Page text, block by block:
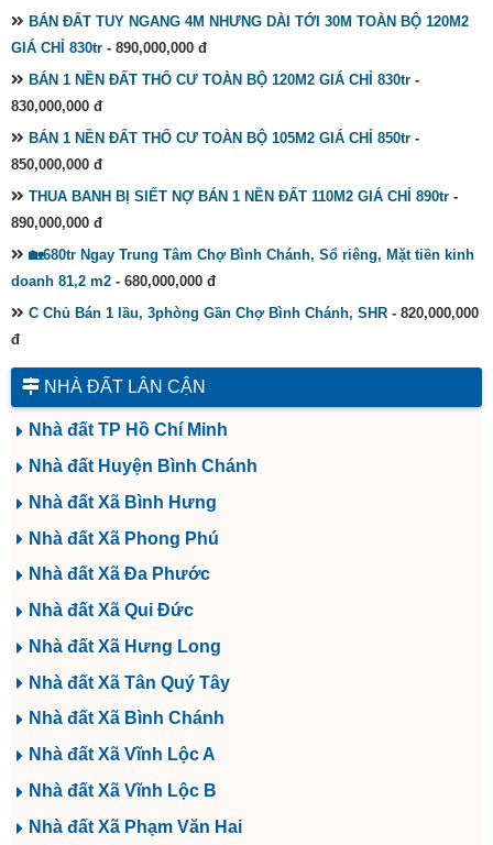
BÁN ĐẤT TUY NGANG 4M NHƯNG DÀI TỚI 30M TOÀN BỘ 120M2
GIÁ CHỈ 830tr - 890,000,000 đ
BÁN 1 NỀN ĐẤT THỔ CƯ TOÀN BỘ 120M2 GIÁ CHỈ 830tr -
830,000,000 đ
BÁN 1 NỀN ĐẤT THỔ CƯ TOÀN BỘ 105M2 GIÁ CHỈ 850tr -
850,000,000 đ
THUA BANH BỊ SIẾT NỢ BÁN 1 NỀN ĐẤT 110M2 GIÁ CHỈ 890tr -
890,000,000 đ
🏡680tr Ngay Trung Tâm Chợ Bình Chánh, Sổ riêng, Mặt tiền kinh
doanh 81,2 m2 - 680,000,000 đ
C Chủ Bán 1 lầu, 3phòng Gần Chợ Bình Chánh, SHR - 820,000,000
đ
NHÀ ĐẤT LÂN CẬN
Nhà đất TP Hồ Chí Minh
Nhà đất Huyện Bình Chánh
Nhà đất Xã Bình Hưng
Nhà đất Xã Phong Phú
Nhà đất Xã Đa Phước
Nhà đất Xã Qui Đức
Nhà đất Xã Hưng Long
Nhà đất Xã Tân Quý Tây
Nhà đất Xã Bình Chánh
Nhà đất Xã Vĩnh Lộc A
Nhà đất Xã Vĩnh Lộc B
Nhà đất Xã Phạm Văn Hai